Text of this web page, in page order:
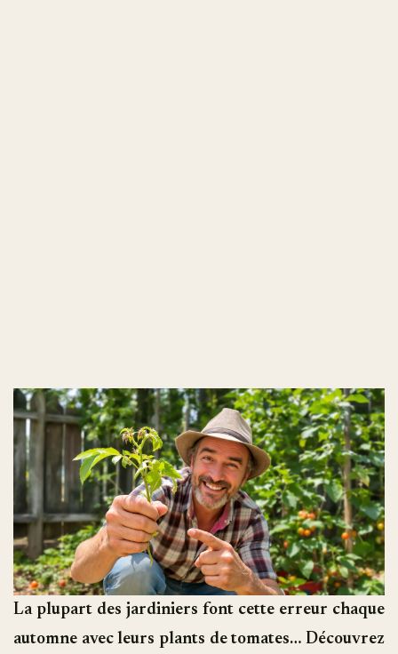
La plupart des jardiniers font cette erreur chaque
automne avec leurs plants de tomates… Découvrez